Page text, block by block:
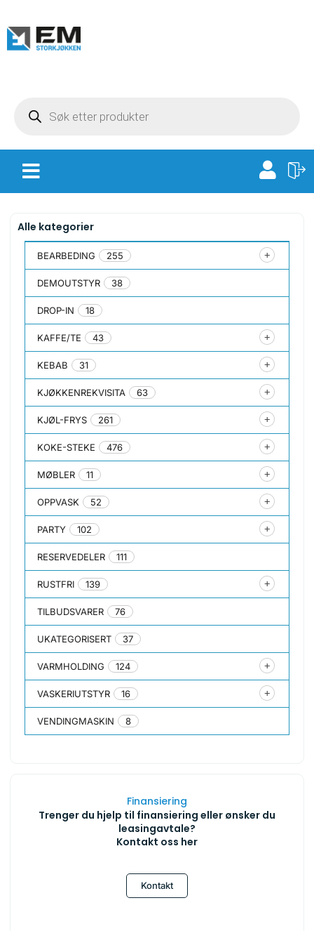
Alle kategorier
BEARBEDING 255
DEMOUTSTYR 38
DROP-IN 18
KAFFE/TE 43
KEBAB 31
KJØKKENREKVISITA 63
KJØL-FRYS 261
KOKE-STEKE 476
MØBLER 11
OPPVASK 52
PARTY 102
RESERVEDELER 111
RUSTFRI 139
TILBUDSVARER 76
UKATEGORISERT 37
VARMHOLDING 124
VASKERIUTSTYR 16
VENDINGMASKIN 8
Finansiering
Trenger du hjelp til finansiering eller ønsker du
leasingavtale?
Kontakt oss her
Kontakt